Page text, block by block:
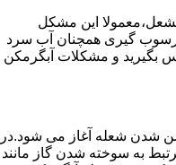
این مشکل
گیری همچنان آب سرد
بگیرید و مشکلات آبگرمکن
شدن شعله آغاز می شود.در
به سوخته شدن گاز مانند